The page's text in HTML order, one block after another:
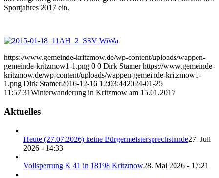
Sportjahres 2017 ein.
https://www.gemeinde-kritzmow.de/wp-content/uploads/wappen-
gemeinde-kritzmow1-1.png 0 0 Dirk Stamer https://www.gemeinde-
kritzmow.de/wp-content/uploads/wappen-gemeinde-kritzmow1-
1.png Dirk Stamer2016-12-16 12:03:442024-01-25
11:57:31Winterwanderung in Kritzmow am 15.01.2017
Aktuelles
Heute (27.07.2026) keine Bürgermeistersprechstunde27. Juli
2026 - 14:33
Vollsperrung K 41 in 18198 Kritzmow28. Mai 2026 - 17:21